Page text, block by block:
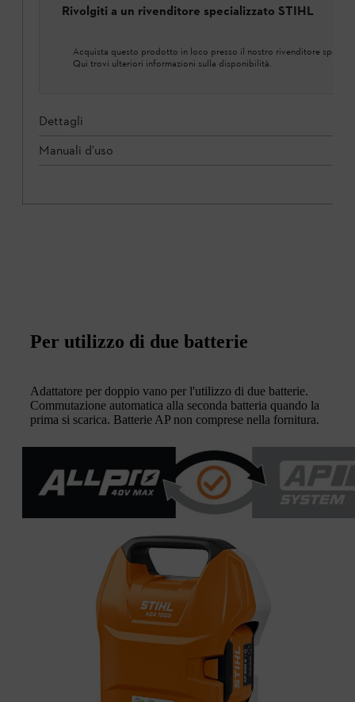
Rivolgiti a un rivenditore specializzato STIHL
Acquista questo prodotto in loco presso il nostro rivenditore
Qui trovi ulteriori informazioni sulla disponibilità.
Dettagli
Manuali d'uso
Per utilizzo di due batterie
Adattatore per doppio vano per l'utilizzo di due batterie.
Commutazione automatica alla seconda batteria quando la
prima si scarica. Batterie AP non comprese nella fornitura.